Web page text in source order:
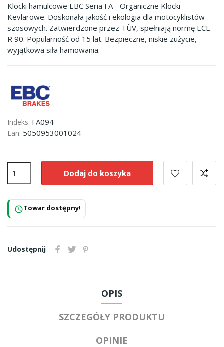
Klocki hamulcowe EBC Seria FA - Organiczne Klocki
Kevlarowe. Doskonała jakość i ekologia dla motocyklistów
szosowych. Zatwierdzone przez TÜV, spełniają normę ECE
R 90. Popularność od 15 lat. Bezpieczne, niskie zużycie,
wyjątkowa siła hamowania.
Indeks: FA094
Ean: 5050953001024
Dodaj do koszyka
scheduleTowar dostępny!
Udostępnij
OPIS
SZCZEGÓŁY PRODUKTU
OPINIE